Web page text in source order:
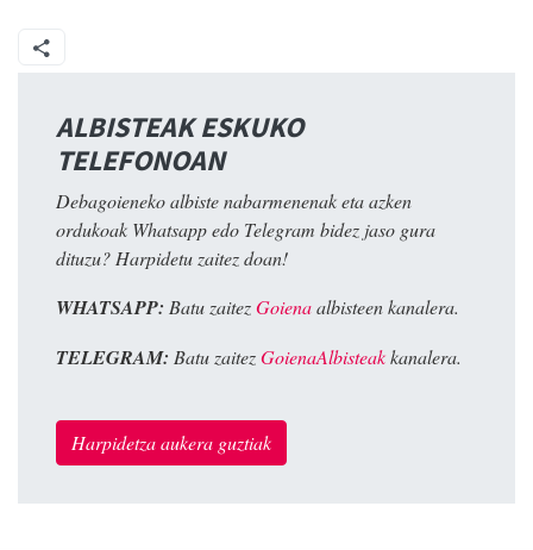
ALBISTEAK ESKUKO
TELEFONOAN
Debagoieneko albiste nabarmenenak eta azken
ordukoak Whatsapp edo Telegram bidez jaso gura
dituzu? Harpidetu zaitez doan!
WHATSAPP: Batu zaitezGoienaalbisteen kanalera.
TELEGRAM: Batu zaitezGoienaAlbisteakkanalera.
Harpidetza aukera guztiak